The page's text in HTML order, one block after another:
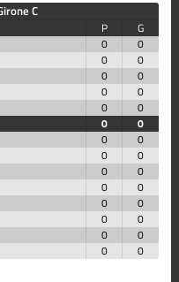
C
P
G
0
0
0
0
0
0
0
0
0
0
0
0
0
0
0
0
0
0
0
0
0
0
0
0
0
0
0 0